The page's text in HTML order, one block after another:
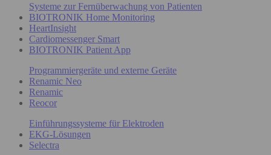
Systeme zur Fernüberwachung von Patienten
BIOTRONIK Home Monitoring
HeartInsight
Cardiomessenger Smart
BIOTRONIK Patient App
Programmiergeräte und externe Geräte
Renamic Neo
Renamic
Reocor
Einführungssysteme für Elektroden
EKG-Lösungen
Selectra